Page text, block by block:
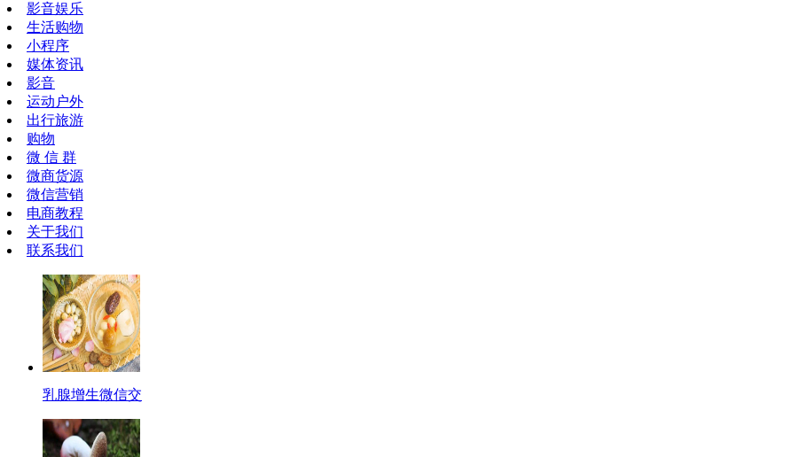
影音娱乐
生活购物
小程序
媒体资讯
影音
运动户外
出行旅游
购物
微 信 群
微商货源
微信营销
电商教程
关于我们
联系我们
乳腺增生微信交